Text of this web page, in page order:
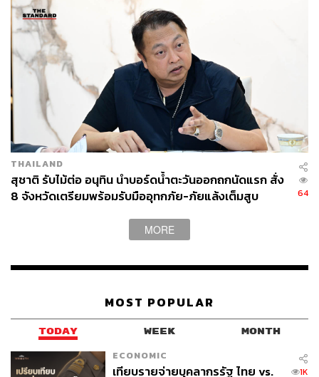
THAILAND
สุชาติ รับไม้ต่อ อนุทิน นำบอร์ดน้ำตะวันออกถกนัดแรก สั่ง
8 จังหวัดเตรียมพร้อมรับมืออุทกภัย-ภัยแล้งเต็มสูบ
64
MORE
MOST POPULAR
TODAY WEEK MONTH
ECONOMIC
เทียบรายจ่ายบุคลากรรัฐ ไทย vs.
1K